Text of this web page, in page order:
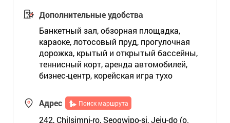
Дополнительные удобства
Банкетный зал, обзорная площадка,
караоке, лотосовый пруд, прогулочная
дорожка, крытый и открытый бассейны,
теннисный корт, аренда автомобилей,
бизнес-центр, корейская игра тухо
Адрес Поиск маршрута
242, Chilsimni-ro, Seogwipo-si, Jeju-do (о.